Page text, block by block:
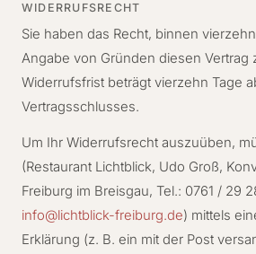
WIDERRUFSRECHT
Sie haben das Recht, binnen
Angabe von Gründen diesen Vertrag
Widerrufsfrist beträgt vierzehn Tage
Vertragsschlusses.
Um Ihr Widerrufsrecht auszuüben,
(Restaurant Lichtblick, Udo Groß,
Freiburg im Breisgau, Tel.: 0761 / 29
info@lichtblick-freiburg.de) mittels
Erklärung (z. B. ein mit der Post